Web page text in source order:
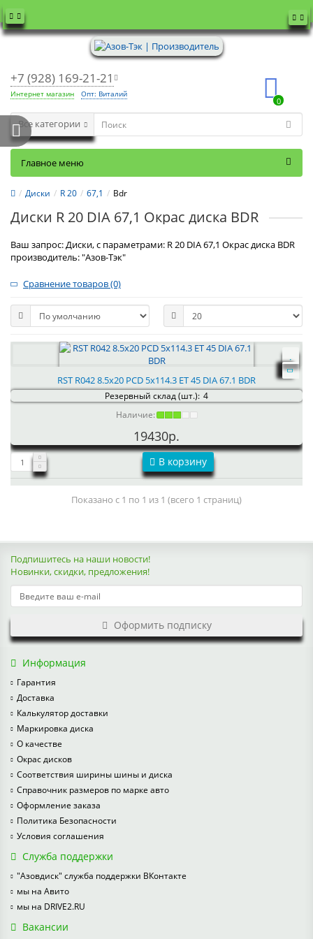
+7 (928) 169-21-21
Интернет магазин Опт: Виталий
0
Все категории
Главное меню
Диски R 20 67,1 Bdr
Диски R 20 DIA 67,1 Окрас диска BDR
Ваш запрос: Диски, с параметрами: R 20 DIA 67,1 Окрас диска BDR
производитель: "Азов-Тэк"
Сравнение товаров (0)
RST R042 8.5x20 PCD 5x114.3 ET 45 DIA 67.1 BDR
Резервный склад (шт.): 4
Наличие:
19430р.
В корзину
Показано с 1 по 1 из 1 (всего 1 страниц)
Подпишитесь на наши новости!
Новинки, скидки, предложения!
Оформить подписку
Информация
Гарантия
Доставка
Калькулятор доставки
Маркировка диска
О качестве
Окрас дисков
Соответствия ширины шины и диска
Справочник размеров по марке авто
Оформление заказа
Политика Безопасности
Условия соглашения
Служба поддержки
"Азовдиск" служба поддержки ВКонтакте
мы на Авито
мы на DRIVE2.RU
Вакансии